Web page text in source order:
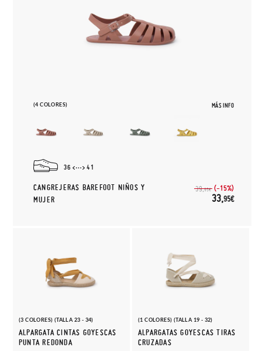
(4 COLORES) MÁS INFO
36 41
CANGREJERAS BAREFOOT NIÑOS Y
MUJER
39,95€ (-15%)
33,95€
(3 COLORES) (TALLA 23 - 34)
ALPARGATA CINTAS GOYESCAS
PUNTA REDONDA
(1 COLORES) (TALLA 19 - 32)
ALPARGATAS GOYESCAS TIRAS
CRUZADAS